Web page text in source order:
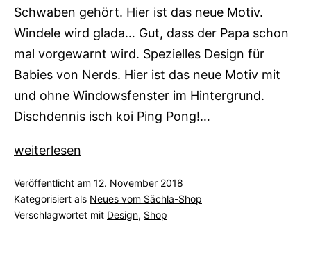
Schwaben gehört. Hier ist das neue Motiv.
Windele wird glada… Gut, dass der Papa schon
mal vorgewarnt wird. Spezielles Design für
Babies von Nerds. Hier ist das neue Motiv mit
und ohne Windowsfenster im Hintergrund.
Dischdennis isch koi Ping Pong!…
Neue
Schduagrd,
Windele
Dischdennis
weiterlesen
Veröffentlicht am 12. November 2018
Kategorisiert als Neues vom Sächla-Shop
Verschlagwortet mit Design, Shop